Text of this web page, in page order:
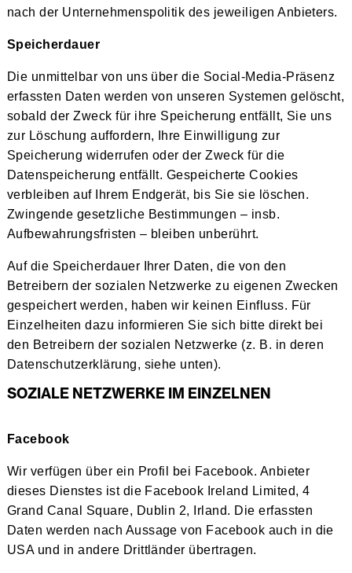
nach der Unternehmenspolitik des jeweiligen Anbieters.
Speicherdauer
Die unmittelbar von uns über die Social-Media-Präsenz
erfassten Daten werden von unseren Systemen gelöscht,
sobald der Zweck für ihre Speicherung entfällt, Sie uns
zur Löschung auffordern, Ihre Einwilligung zur
Speicherung widerrufen oder der Zweck für die
Datenspeicherung entfällt. Gespeicherte Cookies
verbleiben auf Ihrem Endgerät, bis Sie sie löschen.
Zwingende gesetzliche Bestimmungen – insb.
Aufbewahrungsfristen – bleiben unberührt.
Auf die Speicherdauer Ihrer Daten, die von den
Betreibern der sozialen Netzwerke zu eigenen Zwecken
gespeichert werden, haben wir keinen Einfluss. Für
Einzelheiten dazu informieren Sie sich bitte direkt bei
den Betreibern der sozialen Netzwerke (z. B. in deren
Datenschutzerklärung, siehe unten).
SOZIALE NETZWERKE IM EINZELNEN
Facebook
Wir verfügen über ein Profil bei Facebook. Anbieter
dieses Dienstes ist die Facebook Ireland Limited, 4
Grand Canal Square, Dublin 2, Irland. Die erfassten
Daten werden nach Aussage von Facebook auch in die
USA und in andere Drittländer übertragen.